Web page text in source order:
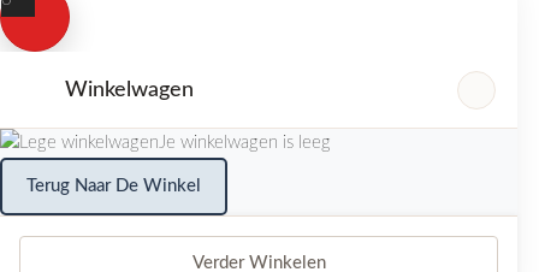
Winkelwagen
Je winkelwagen is leeg
Terug Naar De Winkel
Verder Winkelen